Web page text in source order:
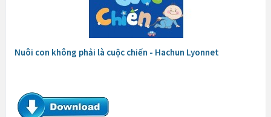
Nuôi con không phải là cuộc chiến - Hachun Lyonnet